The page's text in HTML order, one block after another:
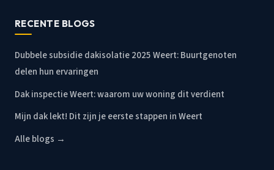
RECENTE BLOGS
Dubbele subsidie dakisolatie 2025 Weert: Buurtgenoten
delen hun ervaringen
Dak inspectie Weert: waarom uw woning dit verdient
Mijn dak lekt! Dit zijn je eerste stappen in Weert
Alle blogs →